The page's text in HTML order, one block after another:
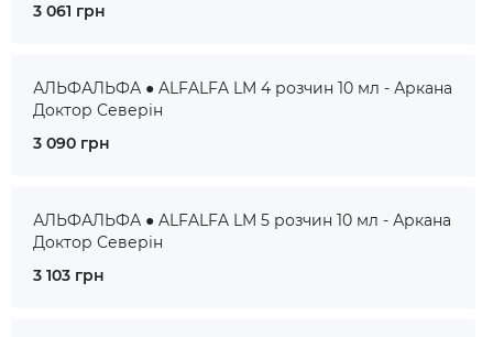
3 061 грн
АЛЬФАЛЬФА ● ALFALFA LM 4 розчин 10 мл - Аркана
Доктор Северін
3 090 грн
АЛЬФАЛЬФА ● ALFALFA LM 5 розчин 10 мл - Аркана
Доктор Северін
3 103 грн